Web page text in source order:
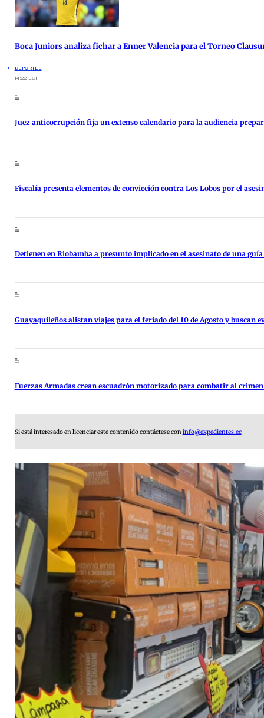
Boca Juniors analiza fichar a Enner Valencia para el Torneo
DEPORTES
14:22 ECT
Juez anticorrupción fija un extenso calendario para la audiencia
Fiscalía presenta elementos de convicción contra Los Lobos por el
Detienen en Riobamba a presunto implicado en el asesinato de una
Guayaquileños alistan viajes para el feriado del 10 de Agosto y buscan
Fuerzas Armadas crean escuadrón motorizado para combatir al
Si está interesado en licenciar este contenido contáctese con info@expedientes.ec